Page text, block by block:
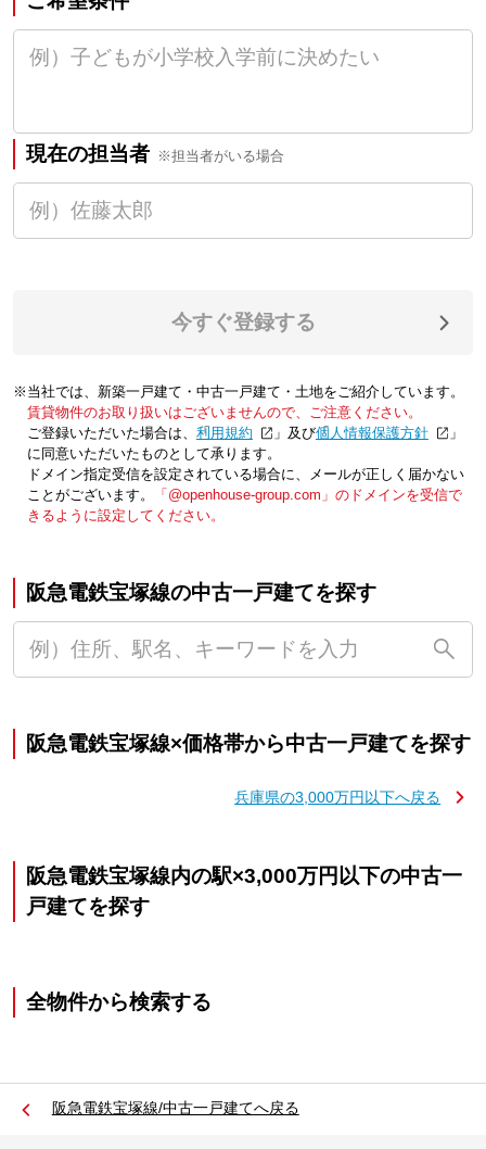
現在の担当者 ※担当者がいる場合
今すぐ登録する
※当社では、新築一戸建て・中古一戸建て・土地をご紹介しています。
賃貸物件のお取り扱いはございませんので、ご注意ください。
ご登録いただいた場合は、「利用規約 」及び「個人情報保護方針
」
に同意いただいたものとして承ります。
ドメイン指定受信を設定されている場合に、メールが正しく届かない
ことがございます。
「@openhouse-group.com」のドメインを受信で
きるように設定してください。
阪急電鉄宝塚線の中古一戸建てを探す
阪急電鉄宝塚線×価格帯から中古一戸建てを探す
兵庫県の3,000万円以下へ戻る
阪急電鉄宝塚線内の駅×3,000万円以下の中古一
戸建てを探す
全物件から検索する
阪急電鉄宝塚線/中古一戸建てへ戻る